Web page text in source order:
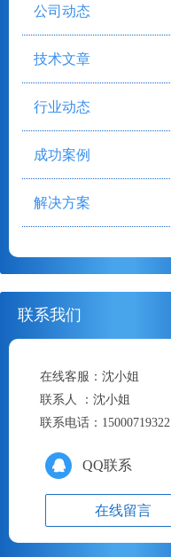
公司动态
技术文章
行业动态
成功案例
解决方案
联系我们
在线客服：沈小姐
联系人 ：沈小姐
联系电话： 15000719322
QQ联系
在线留言